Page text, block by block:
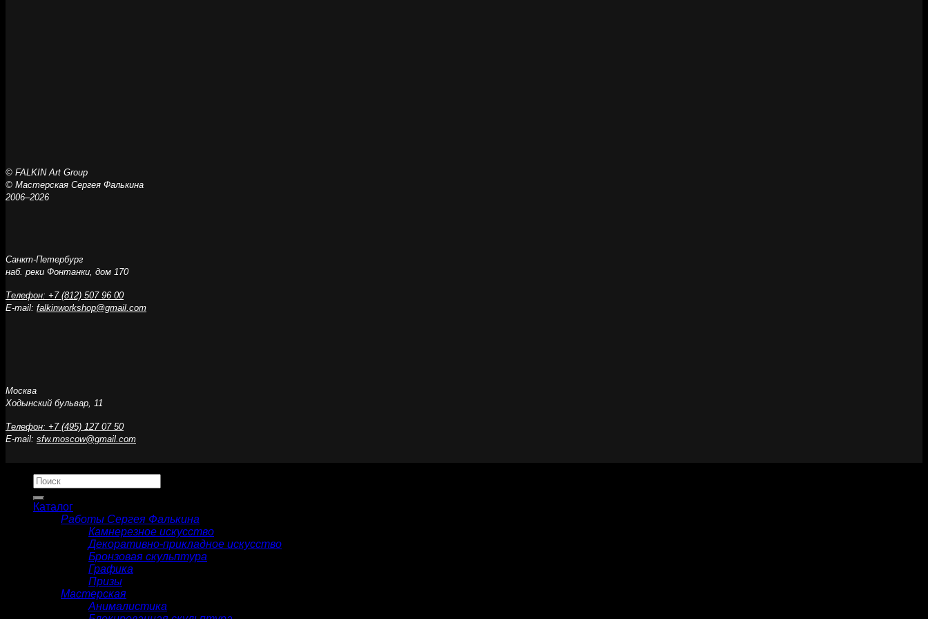
© FALKIN Art Group
© Мастерская Сергея Фалькина
2006–2026
Санкт-Петербург
наб. реки Фонтанки, дом 170
Телефон: +7 (812) 507 96 00
E-mail: falkinworkshop@gmail.com
Москва
Ходынский бульвар, 11
Телефон: +7 (495) 127 07 50
E-mail: sfw.moscow@gmail.com
Искать:
Каталог
Работы Сергея Фалькина
Камнерезное искусство
Декоративно-прикладное искусство
Бронзовая скульптура
Графика
Призы
Мастерская
Анималистика